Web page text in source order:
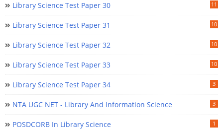
Library Science Test Paper 30 11
Library Science Test Paper 31 10
Library Science Test Paper 32 10
Library Science Test Paper 33 10
Library Science Test Paper 34 3
NTA UGC NET - Library And Information Science 3
POSDCORB In Library Science 1